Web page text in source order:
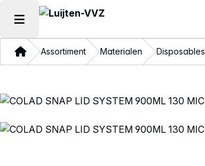
Hoofdmenu openen
ThuisAssortiment Materialen Disposables